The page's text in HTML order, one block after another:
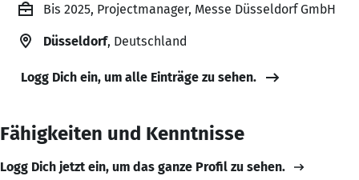
Bis 2025, Projectmanager, Messe Düsseldorf GmbH
Düsseldorf, Deutschland
Logg Dich ein, um alle Einträge zu sehen.
Fähigkeiten und Kenntnisse
Logg Dich jetzt ein, um das ganze Profil zu sehen.